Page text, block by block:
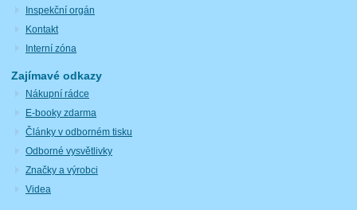
Inspekční orgán
Kontakt
Interní zóna
Zajímavé odkazy
Nákupní rádce
E-booky zdarma
Články v odborném tisku
Odborné vysvětlivky
Značky a výrobci
Videa